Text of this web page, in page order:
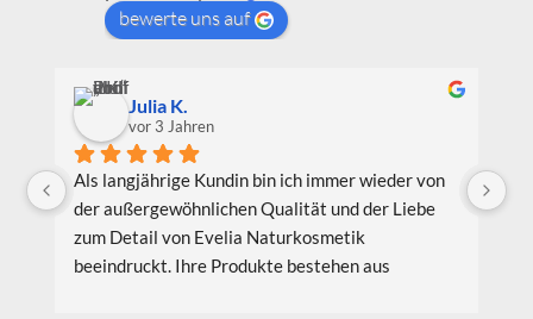
bewerte uns auf
Julia K.
vor 3 Jahren
Als langjährige Kundin bin ich immer wieder von
der außergewöhnlichen Qualität und der Liebe
zum Detail von Evelia Naturkosmetik
beeindruckt. Ihre Produkte bestehen aus